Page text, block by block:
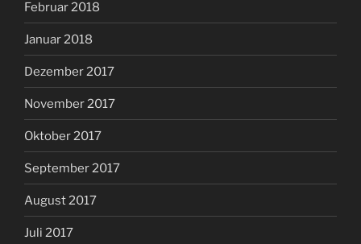
Februar 2018
Januar 2018
Dezember 2017
November 2017
Oktober 2017
September 2017
August 2017
Juli 2017